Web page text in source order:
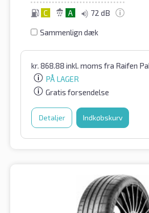
C A 72 dB
Sammenlign dæk
kr. 868.88 inkl. moms fra Raifen
PÅ LAGER
Gratis forsendelse
Detaljer Indkøbskurv